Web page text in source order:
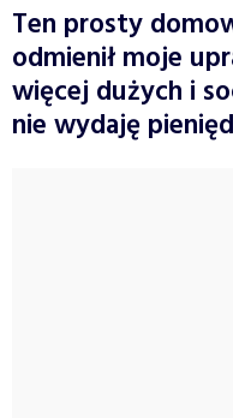
Ten prosty
odmienił moje
więcej dużych i
nie wydaję